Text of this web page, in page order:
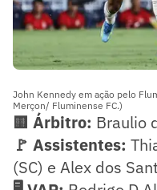
John Kennedy em ação pelo
Merçon/ Fluminense FC.)
🟨 Árbitro: Braulio
🚩 Assistentes:
(SC) e Alex dos